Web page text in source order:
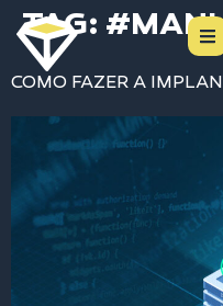
TAG:
COMO FAZER A